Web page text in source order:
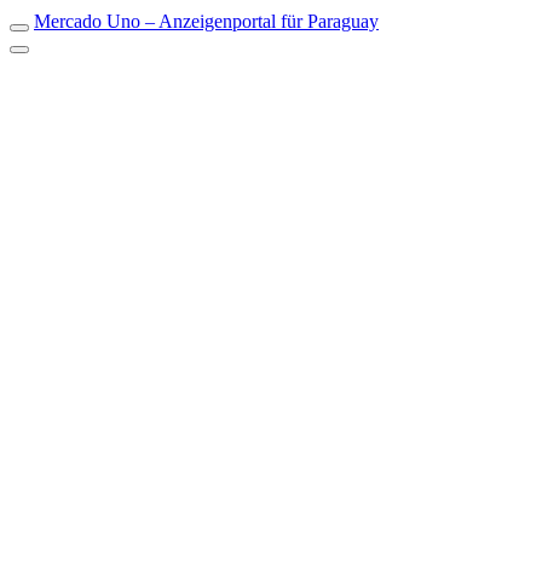
Mercado Uno – Anzeigenportal für Paraguay